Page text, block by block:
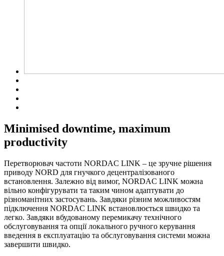
Minimised downtime, maximum
productivity
Перетворювач частоти NORDAC LINK – це зручне рішення
приводу NORD для гнучкого децентралізованого
встановлення. Залежно від вимог, NORDAC LINK можна
вільно конфігурувати та таким чином адаптувати до
різноманітних застосувань. Завдяки різним можливостям
підключення NORDAC LINK встановлюється швидко та
легко. Завдяки вбудованому перемикачу технічного
обслуговування та опції локального ручного керування
введення в експлуатацію та обслуговування системи можна
завершити швидко.